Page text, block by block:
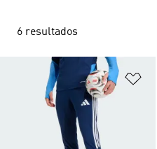
6 resultados